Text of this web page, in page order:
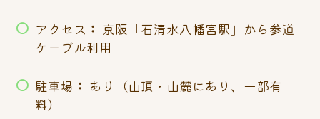
アクセス ： 京阪「石清水八幡宮駅」から参道
ケーブル利用
駐車場 ： あり（山頂・山麓にあり、一部有
料）